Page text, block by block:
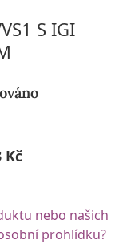
S IGI
Kč
nebo našich
prohlídku?